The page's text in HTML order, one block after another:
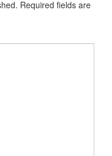
Required fields are